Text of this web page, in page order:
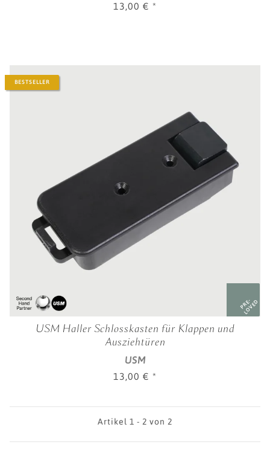
13,00 € *
BESTSELLER
PRE-
LOVED
USM Haller Schlosskasten für Klappen und
Ausziehtüren
USM
13,00 € *
Artikel 1 - 2 von 2